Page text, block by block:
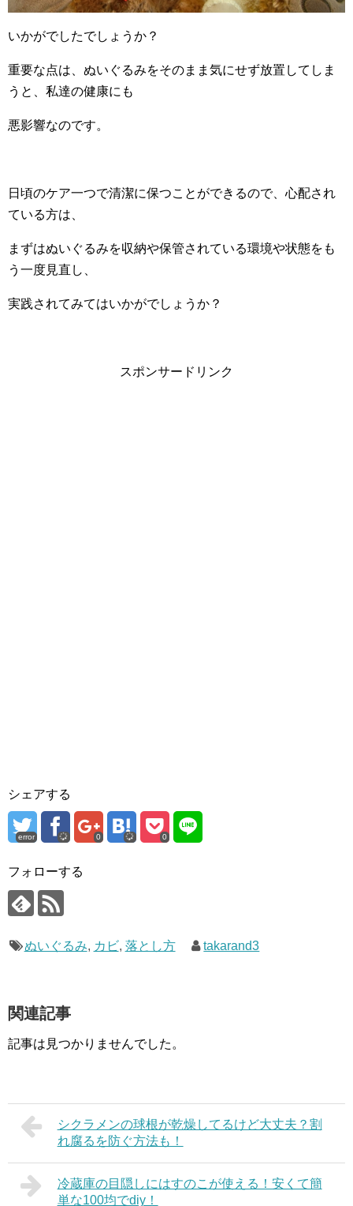
いかがでしたでしょうか？
重要な点は、ぬいぐるみをそのまま気にせず放置してしま
うと、私達の健康にも
悪影響なのです。
日頃のケア一つで清潔に保つことができるので、心配され
ている方は、
まずはぬいぐるみを収納や保管されている環境や状態をも
う一度見直し、
実践されてみてはいかがでしょうか？
スポンサードリンク
シェアする
error 0 0
フォローする
ぬいぐるみ, カビ, 落とし方 takarand3
関連記事
記事は見つかりませんでした。
シクラメンの球根が乾燥してるけど大丈夫？割
れ腐るを防ぐ方法も！
冷蔵庫の目隠しにはすのこが使える！安くて簡
単な100均でdiy！